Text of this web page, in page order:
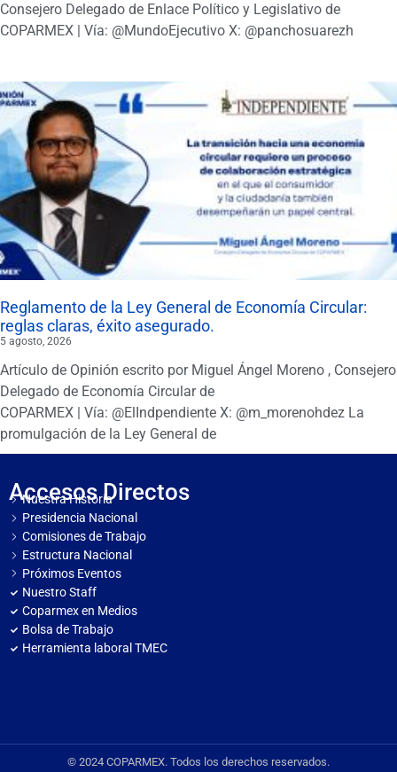
Consejero Delegado de Enlace Político y Legislativo de
COPARMEX | Vía: @MundoEjecutivo X: @panchosuarezh
Reglamento de la Ley General de Economía Circular:
reglas claras, éxito asegurado.
5 agosto, 2026
Artículo de Opinión escrito por Miguel Ángel Moreno , Consejero
Delegado de Economía Circular de
COPARMEX | Vía: @ElIndpendiente X: @m_morenohdez La
promulgación de la Ley General de
Accesos Directos
Nuestra Historia
Presidencia Nacional
Comisiones de Trabajo
Estructura Nacional
Próximos Eventos
Nuestro Staff
Coparmex en Medios
Bolsa de Trabajo
Herramienta laboral TMEC
© 2024 COPARMEX. Todos los derechos reservados.